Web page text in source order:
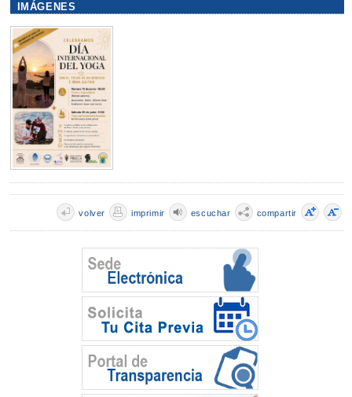
IMÁGENES
compartir
escuchar
imprimir
volver